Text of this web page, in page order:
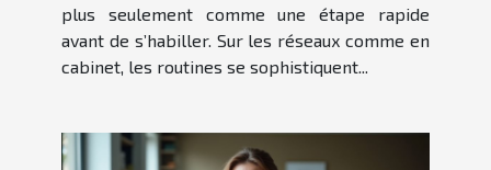
plus seulement comme une étape rapide
avant de s’habiller. Sur les réseaux comme en
cabinet, les routines se sophistiquent...